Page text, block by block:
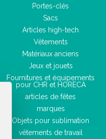
Portes-clés
Sacs
Articles high-tech
Vêtements
Matériaux anciens
Jeux et jouets
Fournitures et équipements
pour CHR et HORECA
articles de fêtes
marques
Objets pour sublimation
vêtements de travail